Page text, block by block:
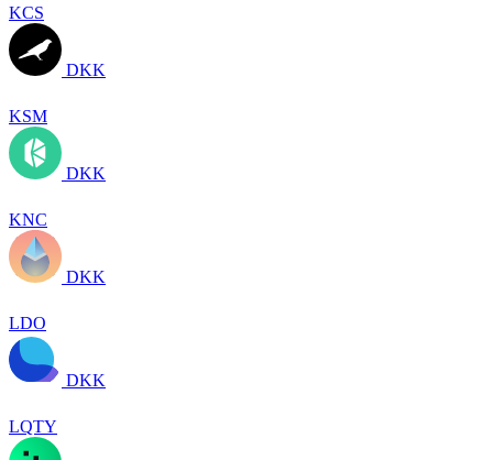
KCS
DKK
KSM
DKK
KNC
DKK
LDO
DKK
LQTY